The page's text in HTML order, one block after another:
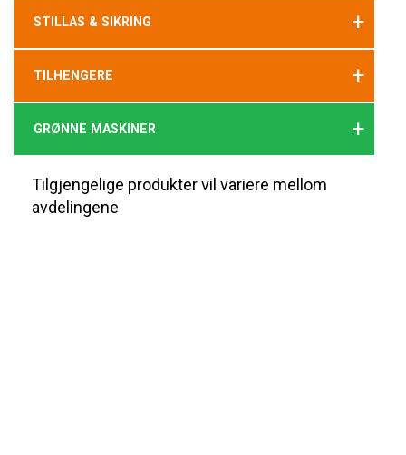
STILLAS & SIKRING +
TILHENGERE +
GRØNNE MASKINER +
Tilgjengelige produkter vil variere mellom
avdelingene